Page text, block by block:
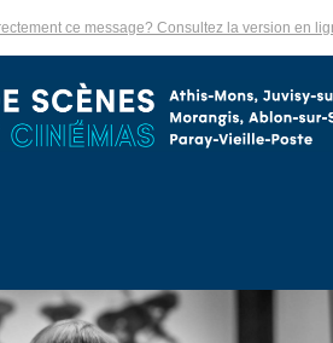
ce message? Consultez la version en